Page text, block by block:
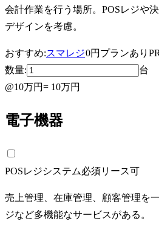
会計作業を行う場所。POSレジや
デザインを考慮。
おすすめ:スマレジ0円プランあり PR
数量:
台
@10万円= 10万円
電子機器
POSレジシステム必須リース可
売上管理、在庫管理、顧客管理を
ジなど多機能なサービスがある。